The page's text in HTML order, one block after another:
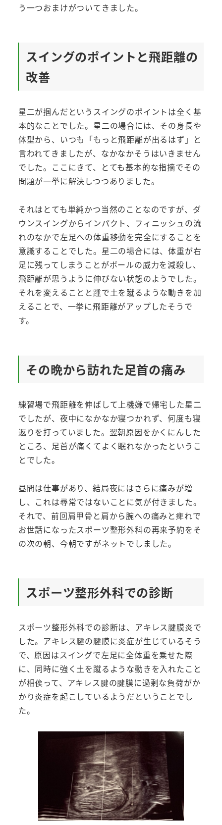
う一つおまけがついてきました。
スイングのポイントと飛距離の
改善
星二が掴んだというスイングのポイントは全く基
本的なことでした。星二の場合には、その身長や
体型から、いつも「もっと飛距離が出るはず」と
言われてきましたが、なかなかそうはいきません
でした。ここにきて、とても基本的な指摘でその
問題が一挙に解決しつつありました。
それはとても単純かつ当然のことなのですが、ダ
ウンスイングからインパクト、フィニッシュの流
れのなかで左足への体重移動を完全にすることを
意識することでした。星二の場合には、体重が右
足に残ってしまうことがボールの威力を減殺し、
飛距離が思うように伸びない状態のようでした。
それを変えることと踵で土を蹴るような動きを加
えることで、一挙に飛距離がアップしたそうで
す。
その晩から訪れた足首の痛み
練習場で飛距離を伸ばして上機嫌で帰宅した星二
でしたが、夜中になかなか寝つかれず、何度も寝
返りを打っていました。翌朝原因をかくにんした
ところ、足首が痛くてよく眠れなかったというこ
とでした。
昼間は仕事があり、結局夜にはさらに痛みが増
し、これは尋常ではないことに気が付きました。
それで、前回肩甲骨と肩から腕への痛みと痺れで
お世話になったスポーツ整形外科の再来予約をそ
の次の朝、今朝ですがネットでしました。
スポーツ整形外科での診断
スポーツ整形外科での診断は、アキレス腱膜炎で
した。アキレス腱の腱膜に炎症が生じているそう
で、原因はスイングで左足に全体重を乗せた際
に、同時に強く土を蹴るような動きを入れたこと
が相俟って、アキレス腱の腱膜に過剰な負荷がか
かり炎症を起こしているようだということでし
た。